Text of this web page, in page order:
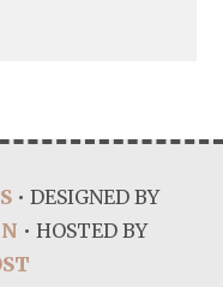
• DESIGNED BY
• HOSTED BY